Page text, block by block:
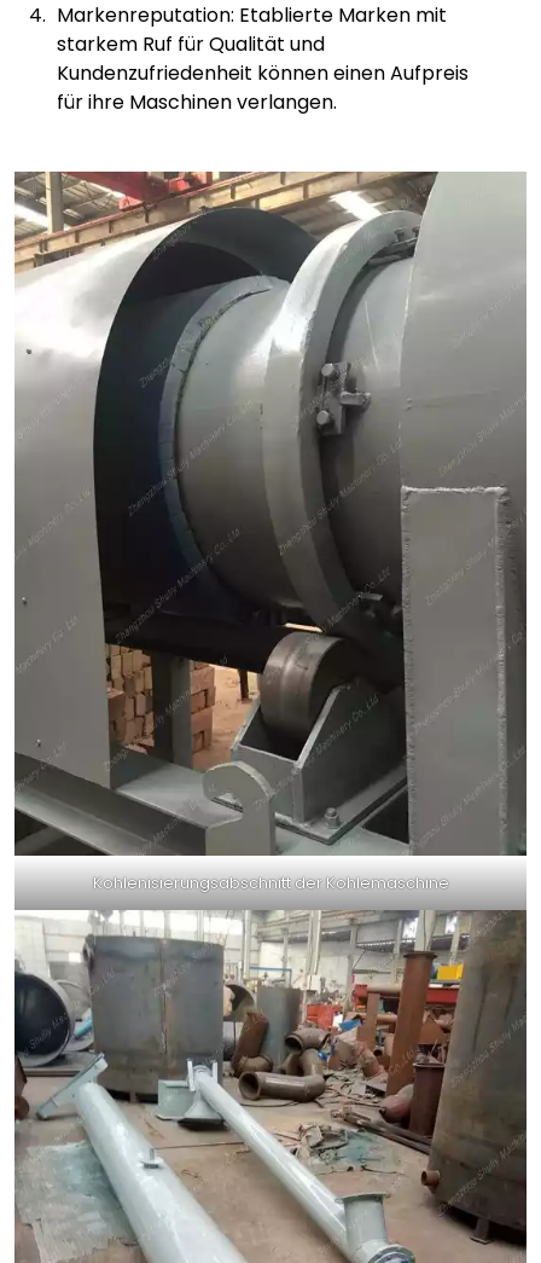
Markenreputation: Etablierte Marken mit
starkem Ruf für Qualität und
Kundenzufriedenheit können einen Aufpreis
für ihre Maschinen verlangen.
Kohlenisierungsabschnitt der Kohlemaschine